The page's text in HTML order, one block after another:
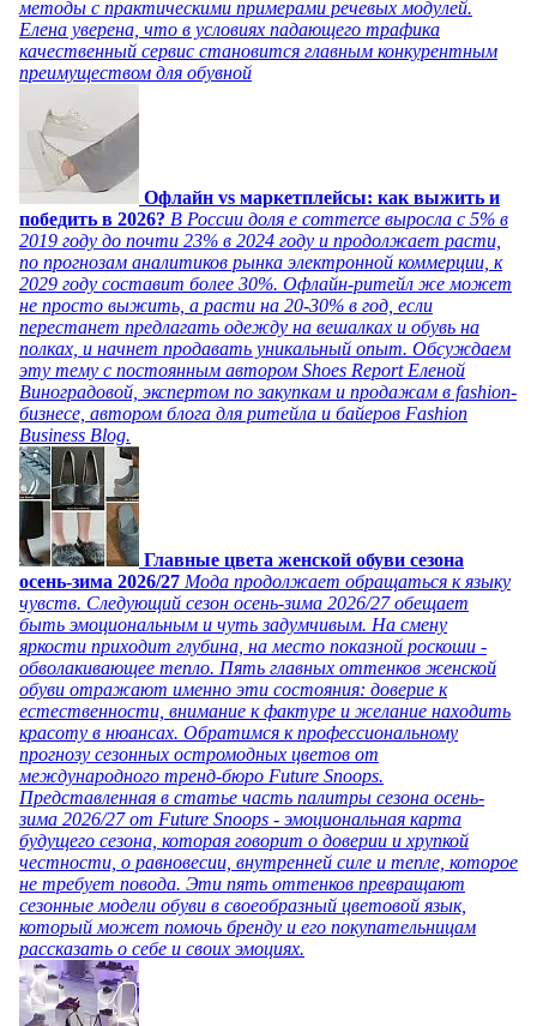
методы с практическими примерами речевых модулей.
Елена уверена, что в условиях падающего трафика
качественный сервис становится главным конкурентным
преимуществом для обувной
Офлайн vs маркетплейсы: как выжить и
победить в 2026? В России доля e commerce выросла с 5% в
2019 году до почти 23% в 2024 году и продолжает расти,
по прогнозам аналитиков рынка электронной коммерции, к
2029 году составит более 30%. Офлайн-ритейл же может
не просто выжить, а расти на 20-30% в год, если
перестанет предлагать одежду на вешалках и обувь на
полках, и начнет продавать уникальный опыт. Обсуждаем
эту тему с постоянным автором Shoes Report Еленой
Виноградовой, экспертом по закупкам и продажам в fashion-
бизнесе, автором блога для ритейла и байеров Fashion
Business Blog.
Главные цвета женской обуви сезона
осень-зима 2026/27 Мода продолжает обращаться к языку
чувств. Следующий сезон осень-зима 2026/27 обещает
быть эмоциональным и чуть задумчивым. На смену
яркости приходит глубина, на место показной роскоши -
обволакивающее тепло. Пять главных оттенков женской
обуви отражают именно эти состояния: доверие к
естественности, внимание к фактуре и желание находить
красоту в нюансах. Обратимся к профессиональному
прогнозу сезонных остромодных цветов от
международного тренд-бюро Future Snoops.
Представленная в статье часть палитры сезона осень-
зима 2026/27 от Future Snoops - эмоциональная карта
будущего сезона, которая говорит о доверии и хрупкой
честности, о равновесии, внутренней силе и тепле, которое
не требует повода. Эти пять оттенков превращают
сезонные модели обуви в своеобразный цветовой язык,
который может помочь бренду и его покупательницам
рассказать о себе и своих эмоциях.